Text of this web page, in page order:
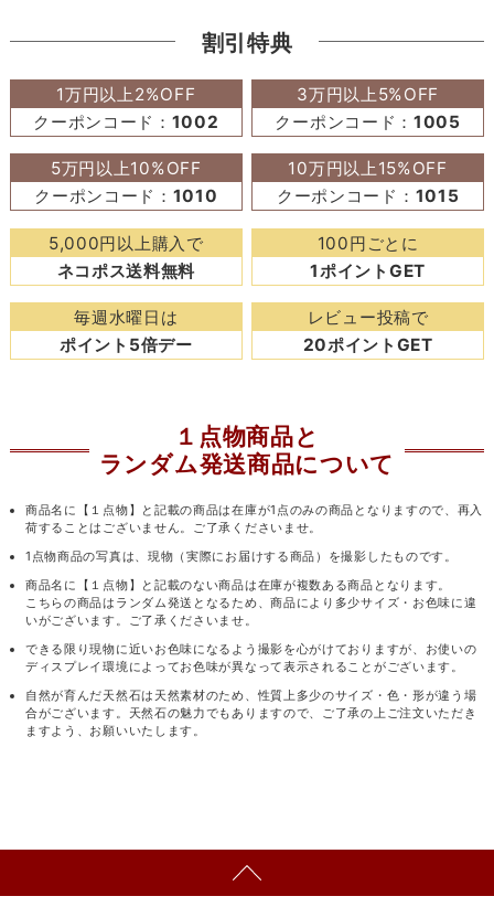
割引特典
1万円以上2%OFF
クーポンコード： 1002
3万円以上5%OFF
クーポンコード：1005
5万円以上10%OFF
クーポンコード： 1010
10万円以上15%OFF
クーポンコード： 1015
5,000円以上購入で
ネコポス送料無料
100円ごとに
1ポイントGET
毎週水曜日は
ポイント5倍デー
レビュー投稿で
20ポイントGET
１点物商品と
ランダム発送商品について
商品名に【１点物】と記載の商品は在庫が1点のみの商品となりますので、再入
荷することはございません。ご了承くださいませ。
1点物商品の写真は、現物（実際にお届けする商品）を撮影したものです。
商品名に【１点物】と記載のない商品は在庫が複数ある商品となります。
こちらの商品はランダム発送となるため、商品により多少サイズ・お色味に違
いがございます。ご了承くださいませ。
できる限り現物に近いお色味になるよう撮影を心がけておりますが、お使いの
ディスプレイ環境によってお色味が異なって表示されることがございます。
自然が育んだ天然石は天然素材のため、性質上多少のサイズ・色・形が違う場
合がございます。天然石の魅力でもありますので、ご了承の上ご注文いただき
ますよう、お願いいたします。